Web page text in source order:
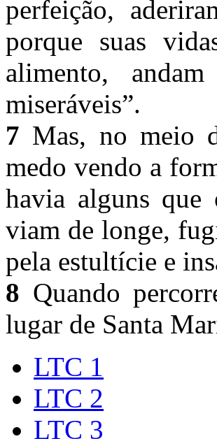
perfeição,
porque suas
alimento,
miseráveis”.
7 Mas, no meio
medo vendo a
havia alguns que
viam de longe,
pela estultície e
8 Quando
lugar de Santa
LTC 1
LTC 2
LTC 3